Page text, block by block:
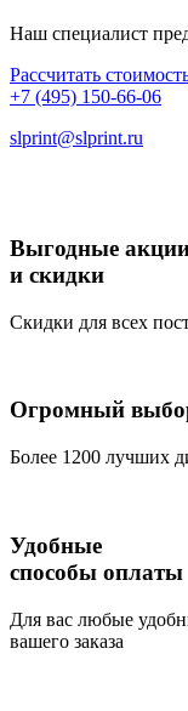
Наш специалист
Рассчитать
+7 (495) 150-66-06
slprint@slprint.ru
Выгодные
и скидки
Скидки для всех
Огромный
Более 1200 лучших
Удобные
способы оплаты
Для вас любые
вашего заказа